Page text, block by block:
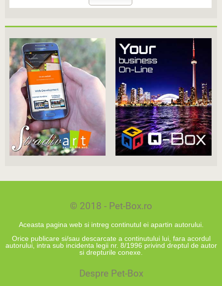
© 2018 - Pet-Box.ro
Aceasta pagina web si intreg continutul ei apartin autorului.
Orice publicare si/sau descarcate a continutului lui, fara acordul
autorului, intra sub incidenta legii nr. 8/1996 privind dreptul de autor
si drepturile conexe.
Despre Pet-Box